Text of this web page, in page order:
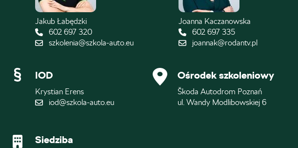
Jakub Łabędzki
602 697 320
szkolenia@szkola-auto.eu
Joanna Kaczanowska
602 697 335
joannak@rodantv.pl
IOD
Krystian Erens
iod@szkola-auto.eu
Ośrodek szkoleniowy
Škoda Autodrom Poznań
ul. Wandy Modlibowskiej 6
Siedziba